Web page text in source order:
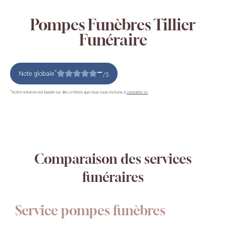
Pompes Funèbres Tillier
Funéraire
Note globale* –/5
*Notre notation est basée sur des critères que nous vous invitons à consulter ici
Comparaison des services
funéraires
Service pompes funèbres